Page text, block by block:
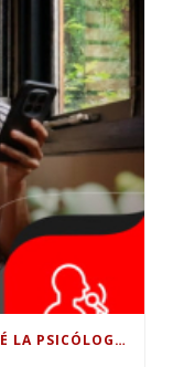
¿LE CONFÍAS TODO A LA IA? POR QUÉ LA PSICÓLOGA DICE QUE ESO PUEDE COSTARTE TUS PROPIAS HABILIDADES